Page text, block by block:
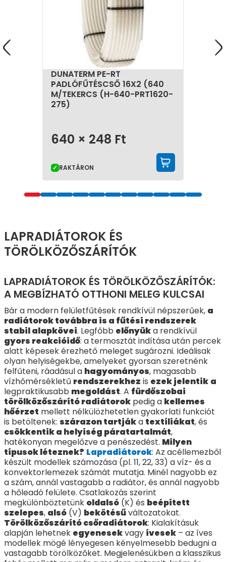
DUNATERM PE-RT
PADLÓFŰTÉSCSŐ 16X2 (640
M/TEKERCS (H-640-PRT1620-
275)
640 × 248 Ft
RAKTÁRON
LAPRADIÁTOROK ÉS
TÖRÖLKÖZŐSZÁRÍTÓK
LAPRADIÁTOROK ÉS TÖRÖLKÖZŐSZÁRÍTÓK:
A MEGBÍZHATÓ OTTHONI MELEG KULCSAI
Bár a modern felületfűtések rendkívül népszerűek, a
radiátorok továbbra is a fűtési rendszerek
stabil alapkövei. Legfőbb előnyüka rendkívül
gyors reakcióidő: a termosztát indítása után percek
alatt képesek érezhető meleget sugározni. Ideálisak
olyan helyiségekbe, amelyeket gyorsan szeretnénk
felfűteni, ráadásul a hagyományos, magasabb
vízhőmérsékletű rendszerekhez is ezek jelentik a
legpraktikusabb megoldást. A fürdőszobai
törölközőszárító radiátorok pedig a kellemes
hőérzet mellett nélkülözhetetlen gyakorlati funkciót
is betöltenek: szárazon tartjáka textíliákat, és
csökkentik a helyiség páratartalmát,
hatékonyan megelőzve a penészedést. Milyen
típusok léteznek? Lapradiátorok: Az acéllemezből
készült modellek számozása (pl. 11, 22, 33) a víz- és a
konvektorlemezek számát mutatja. Minél nagyobb ez
a szám, annál vastagabb a radiátor, és annál nagyobb
a hőleadó felülete. Csatlakozás szerint
megkülönböztetünk oldalsó (K) és beépített
szelepes, alsó (V) bekötésűváltozatokat.
Törölközőszárító csőradiátorok: Kialakításuk
alapján lehetnek egyenesekvagy ívesek – az íves
modellek mögé lényegesen kényelmesebb bedugni a
vastagabb törölközőket. Megjelenésükben a klasszikus